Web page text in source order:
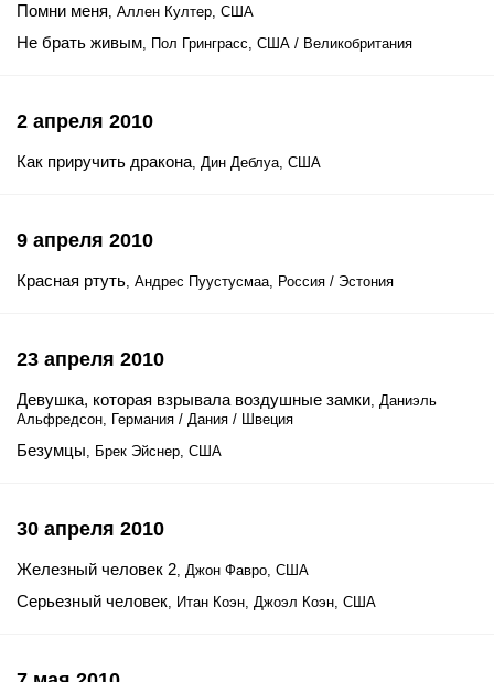
Помни меня, Аллен Култер, США
Не брать живым, Пол Гринграсс, США / Великобритания
2 апреля 2010
Как приручить дракона, Дин Деблуа, США
9 апреля 2010
Красная ртуть, Андрес Пуустусмаа, Россия / Эстония
23 апреля 2010
Девушка, которая взрывала воздушные замки, Даниэль
Альфредсон, Германия / Дания / Швеция
Безумцы, Брек Эйснер, США
30 апреля 2010
Железный человек 2, Джон Фавро, США
Серьезный человек, Итан Коэн, Джоэл Коэн, США